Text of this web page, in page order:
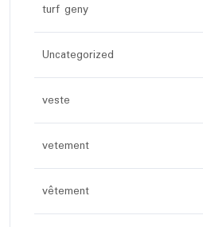
turf geny
Uncategorized
veste
vetement
vêtement